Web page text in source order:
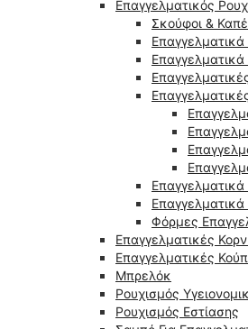
Επαγγελματικός
Σκούφοι &
Επαγγελματικά
Φόρμες
Επαγγελματικές
Επαγγελματικές
Μπρελόκ
Ρουχισμός
Ρουχισμός Εστίασης